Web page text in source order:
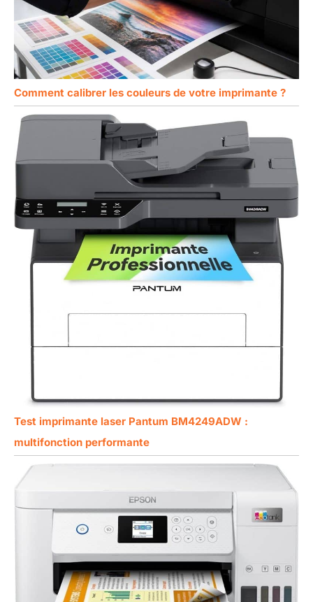
Comment calibrer les couleurs de votre imprimante ?
Test imprimante laser Pantum BM4249ADW :
multifonction performante